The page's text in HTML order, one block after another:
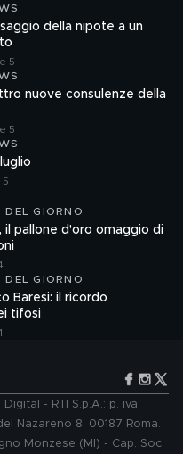
della nipote a un
5
nuove consulenze della
5
5
GIORNO
il pallone d'oro omaggio di
GIORNO
Baresi: il ricordo
tifosi
- RTI S.p.A.: p. iva
Nazareno 8, 00187 Roma.
Monzese (MI) - Cap. Soc.